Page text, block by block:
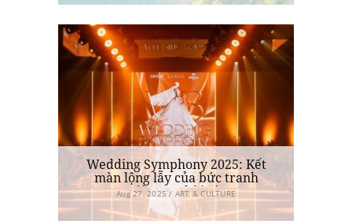
Wedding Symphony 2025: Kết
màn lộng lẫy của bức tranh
cưới vượt thời gian
Aug 27, 2025 / ART & CULTURE